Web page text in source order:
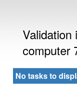
Validation
computer
No tasks to